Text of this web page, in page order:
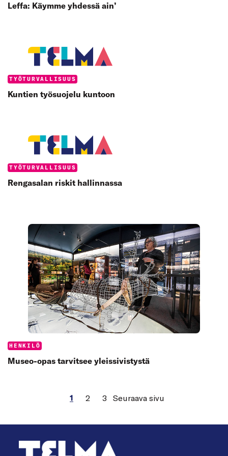
Leffa: Käymme yhdessä ain’
Categories:
TYÖTURVALLISUUS
Kuntien työsuojelu kuntoon
Categories:
TYÖTURVALLISUUS
Rengasalan riskit hallinnassa
Categories:
HENKILÖ
Museo-opas tarvitsee yleissivistystä
1 2 3 Seuraava sivu